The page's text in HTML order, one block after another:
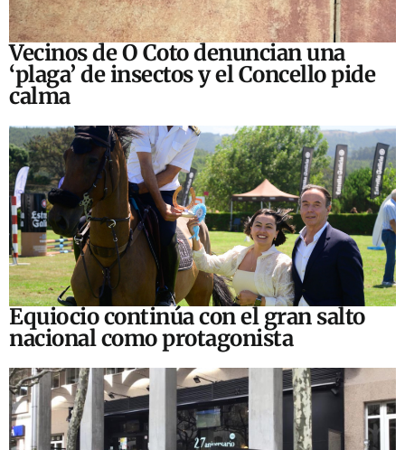
Vecinos de O Coto denuncian una
‘plaga’ de insectos y el Concello pide
calma
Equiocio continúa con el gran salto
nacional como protagonista